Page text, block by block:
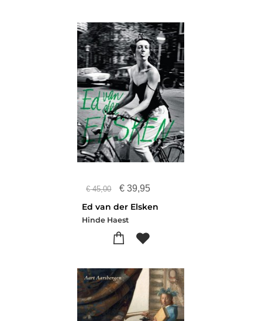
€45,00 € 39,95
Ed van der Elsken
Hinde Haest